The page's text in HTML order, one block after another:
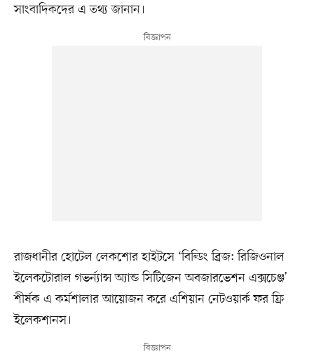
সাংবাদিকদের এ তথ্য জানান।
রাজধানীর হোটেল লেকশোর হাইটসে ‘বিল্ডিং ব্রিজ: রিজিওনাল
ইলেকটোরাল গভর্ন্যান্স অ্যান্ড সিটিজেন অবজারভেশন এক্সচেঞ্জ’
শীর্ষক এ কর্মশালার আয়োজন করে এশিয়ান নেটওয়ার্ক ফর ফ্রি
ইলেকশানস।